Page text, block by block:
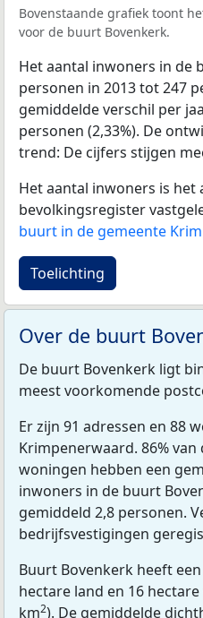
Bovenstaande grafiek toont
voor de buurt Bovenkerk.
Het aantal inwoners in de
personen in 2013 tot 247
gemiddelde verschil per
personen (2,33%). De
trend: De cijfers stijgen
Het aantal inwoners is het
bevolkingsregister
buurt in de gemeente
Toelichting
Over de buurt
De buurt Bovenkerk ligt
meest voorkomende
Er zijn 91 adressen en 88
Krimpenerwaard. 86%
woningen hebben een
inwoners in de buurt
gemiddeld 2,8 personen.
bedrijfsvestigingen
Buurt Bovenkerk heeft
hectare land en 16
km2). De gemiddelde